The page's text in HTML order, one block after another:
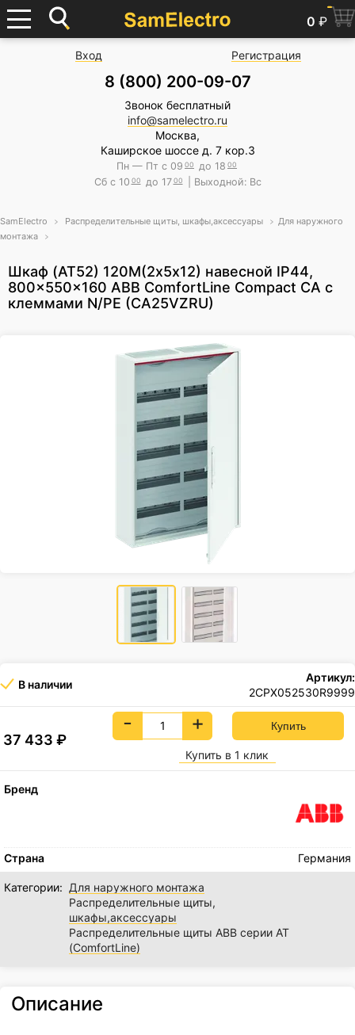
0 ₽
Вход Регистрация
8 (800) 200-09-07
Звонок бесплатный
info@samelectro.ru
Москва,
Каширское шоссе д. 7 кор.3
Пн — Пт с 09 00 до 18 00
Сб с 10 00 до 17 00 | Выходной: Вс
SamElectro Распределительные щиты, шкафы,аксессуары
Для наружного
монтажа
Шкаф (AT52) 120М(2х5х12) навесной IP44,
800x550x160 ABB ComfortLine Compact CA c
клеммами N/PE (CA25VZRU)
В наличии
Артикул:
2CPX052530R9999
37 433₽
- +
Купить в 1 клик
Бренд
Страна Германия
Категории: Для наружного монтажа
Распределительные щиты,
шкафы,аксессуары
Распределительные щиты ABB серии AT
(ComfortLine)
Описание